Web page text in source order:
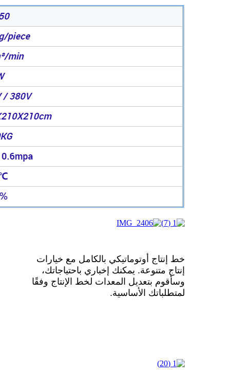
خط إنتاج أوتوماتيكي بالكامل مع خيارات
إنتاج متنوعة. يمكنك إخباري باحتياجاتك،
وسأقوم بتعديل المعدات لخط الإنتاج وفقًا
لمتطلباتك الأساسية.